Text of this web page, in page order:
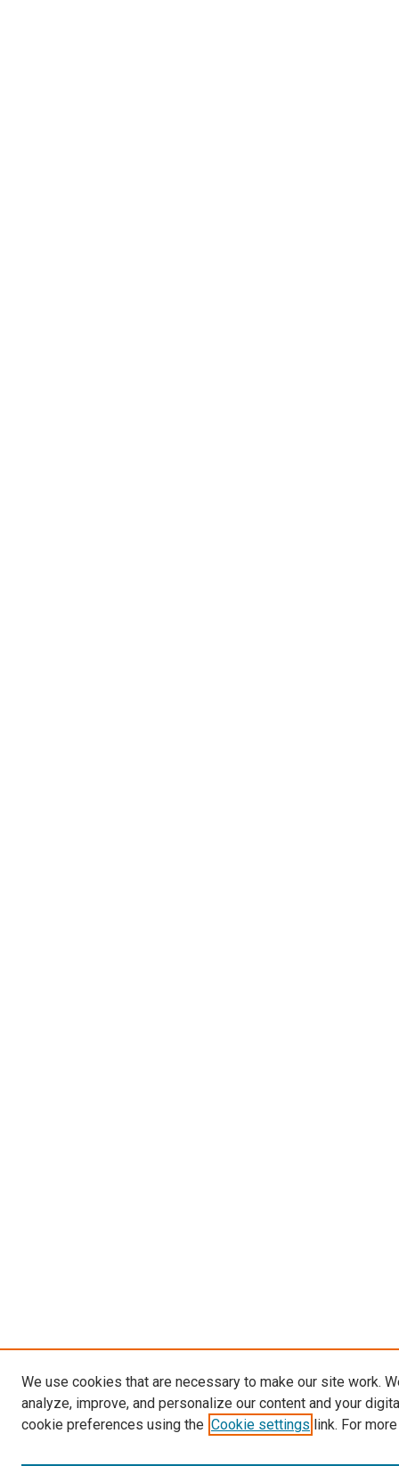
We use cookies that are necessary to make our site work.
analyze, improve, and personalize our content and your
cookie preferences using the Cookie settings link. For